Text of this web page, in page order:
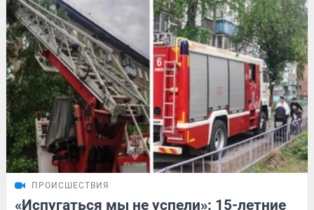
ПРОИСШЕСТВИЯ
«Испугаться мы не успели»: 15-летние